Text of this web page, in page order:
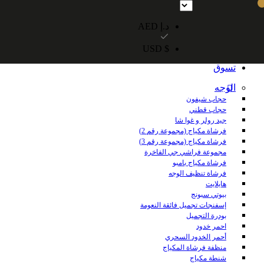
تسوق
الوجه
حجاب شيفون
حجاب قطني
جيد رولر و غوا شا
فرشاة مكياج (مجموعة رقم 2)
فرشاة مكياج (مجموعة رقم 3)
مجموعة فراشي جي الفاخرة
فرشاة مكياج بامبو
فرشاة تنظيف الوجه
هايلايت
بيوتي سبونج
إسفنجات تجميل فائقة النعومة
بودرة التجميل
احمر خدود
أحمر الخدود السحري
منظفة فرشاة المكياج
شنطة مكياج
د.إ AED
$ USD